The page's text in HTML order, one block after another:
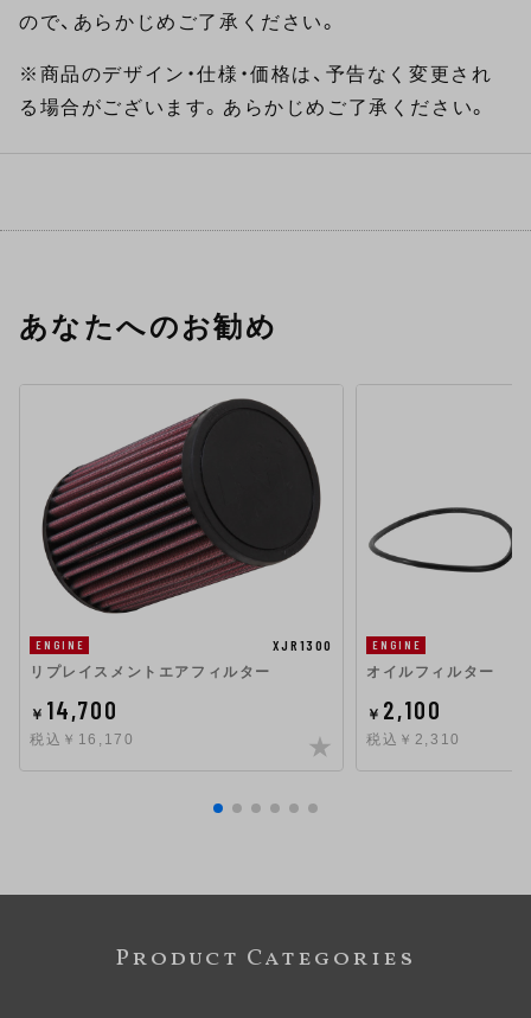
ので、あらかじめご了承ください。
※商品のデザイン・仕様・価格は、予告なく変更され
る場合がございます。あらかじめご了承ください。
あなたへのお勧め
ENGINE
XJR1300
リプレイスメントエアフィルター
￥ 14,700
税込￥16,170
ENGINE
オイルフィルター
￥ 2,100
税込￥2,310
Product Categories